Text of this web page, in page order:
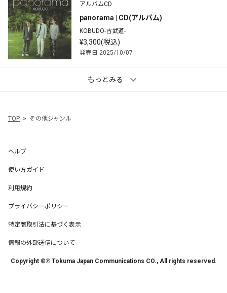
アルバムCD
panorama | CD(アルバム)
KOBUDO-古武道-
¥3,300(税込)
発売日 2025/10/07
もっとみる
TOP その他ジャンル
ヘルプ
使い方ガイド
利用規約
プライバシーポリシー
特定商取引法に基づく表示
情報の外部送信について
Copyright ©℗ Tokuma Japan Communications CO., All rights reserved.